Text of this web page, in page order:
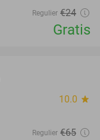
Regulier €24
Gratis
10.0 star
Regulier €65